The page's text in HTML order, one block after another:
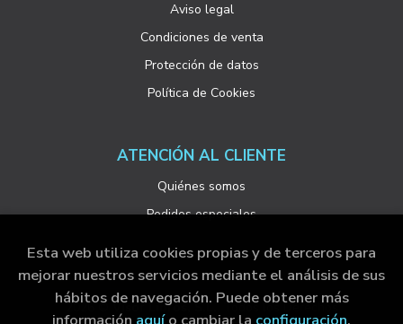
Aviso legal
Condiciones de venta
Protección de datos
Política de Cookies
ATENCIÓN AL CLIENTE
Quiénes somos
Pedidos especiales
2026 © Visor Libros, S.L. . Todos los Derechos
Esta web utiliza cookies propias y de terceros para
mejorar nuestros servicios mediante el análisis de sus
hábitos de navegación. Puede obtener más